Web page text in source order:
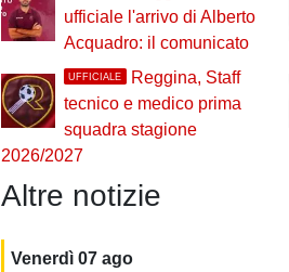
ufficiale l'arrivo di Alberto
Acquadro: il comunicato
UFFICIALE
Reggina, Staff
tecnico e medico prima
squadra stagione
2026/2027
Altre notizie
Venerdì 07 ago